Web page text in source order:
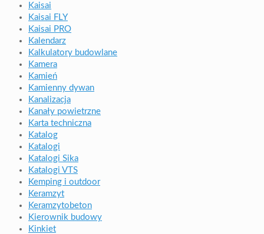
Kaisai
Kaisai FLY
Kaisai PRO
Kalendarz
Kalkulatory budowlane
Kamera
Kamień
Kamienny dywan
Kanalizacja
Kanały powietrzne
Karta techniczna
Katalog
Katalogi
Katalogi Sika
Katalogi VTS
Kemping i outdoor
Keramzyt
Keramzytobeton
Kierownik budowy
Kinkiet